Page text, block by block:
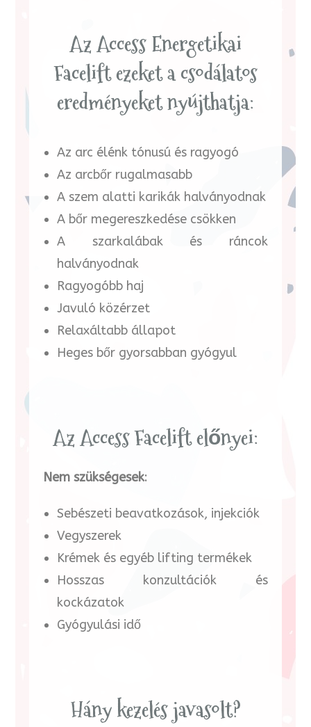
Az Access Energetikai
Facelift ezeket a csodálatos
eredményeket nyújthatja:
Az arc élénk tónusú és ragyogó
Az arcbőr rugalmasabb
A szem alatti karikák halványodnak
A bőr megereszkedése csökken
A szarkalábak és ráncok
halványodnak
Ragyogóbb haj
Javuló közérzet
Relaxáltabb állapot
Heges bőr gyorsabban gyógyul
Az Access Facelift előnyei:
Nem szükségesek:
Sebészeti beavatkozások, injekciók
Vegyszerek
Krémek és egyéb lifting termékek
Hosszas konzultációk és
kockázatok
Gyógyulási idő
Hány kezelés javasolt?